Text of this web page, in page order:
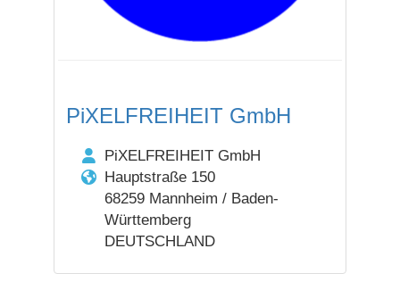
PiXELFREIHEIT GmbH
PiXELFREIHEIT GmbH
Hauptstraße 150
68259 Mannheim / Baden-
Württemberg
DEUTSCHLAND